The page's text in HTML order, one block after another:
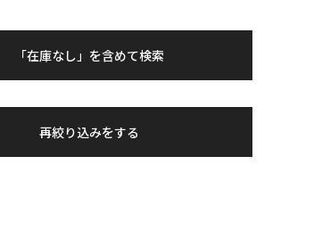
「在庫なし」を含めて検索
再絞り込みをする